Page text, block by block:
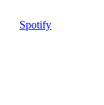
Spotify